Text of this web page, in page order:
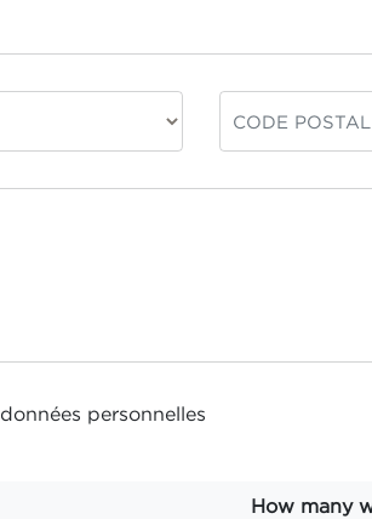
données personnelles
How many